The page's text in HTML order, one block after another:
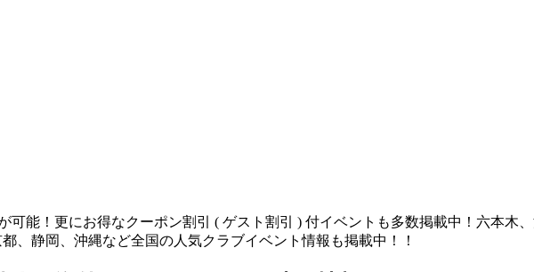
能！更にお得なクーポン割引 ( ゲスト割引 ) 付イベントも多数掲載中！六本木
、静岡、沖縄など全国の人気クラブイベント情報も掲載中！！